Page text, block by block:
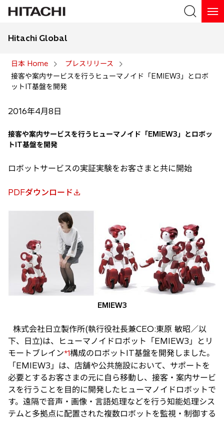
検索
Hitachi Global
日本 Home
プレスリリース
接客や案内サービスを行うヒューマノイド「EMIEW3」とロボ
ットIT基盤を開発
2016年4月8日
接客や案内サービスを行うヒューマノイド「EMIEW3」とロボッ
トIT基盤を開発
ロボットサービスの実証実験をお客さまと共に開始
PDFダウンロード
新
し
EMIEW3
株式会社日立製作所(執行役社長兼CEO:東原 敏昭／以
下、日立)は、ヒューマノイドロボット「EMIEW3」とリ
モートブレイン*1構成のロボットIT基盤を開発しました。
「EMIEW3」は、店舗や公共施設において、サポートを
必要とするお客さまの元に自ら移動し、接客・案内サービ
スを行うことを目的に開発したヒューマノイドロボットで
す。遠隔で音声・画像・言語処理などを行う知能処理シス
テムと多拠点に配置された複数ロボットを監視・制御する